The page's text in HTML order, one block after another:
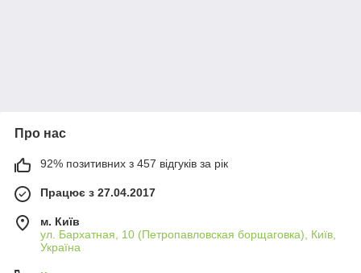
Про нас
92% позитивних з 457 відгуків за рік
Працює з 27.04.2017
м. Київ
ул. Бархатная, 10 (Петропавловская борщаговка), Київ,
Україна